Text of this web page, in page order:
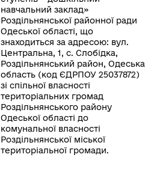
навчальний заклад»
Роздільнянської районної ради
Одеської області, що
знаходиться за адресою: вул.
Центральна, 1, с. Слобідка,
Роздільнянський район, Одеська
область (код ЄДРПОУ 25037872)
зі спільної власності
територіальних громад
Роздільнянського району
Одеської області до
комунальної власності
Роздільнянської міської
територіальної громади.